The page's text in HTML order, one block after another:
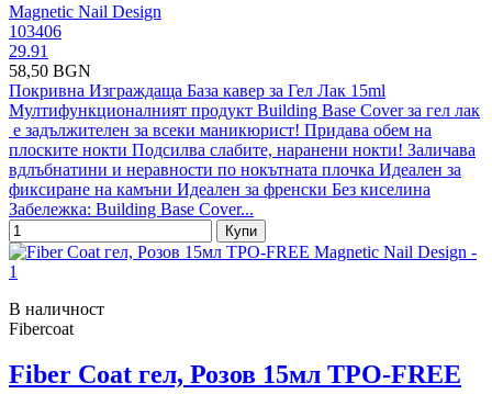
Magnetic Nail Design
103406
29.91
58,50 BGN
Покривна Изграждаща База кавер за Гел Лак 15ml
Мултифункционалният продукт Building Base Cover за гел лак
е задължителен за всеки маникюрист! Придава обем на
плоските нокти Подсилва слабите, наранени нокти! Заличава
вдлъбнатини и неравности по нокътната плочка Идеален за
фиксиране на камъни Идеален за френски Без киселина
Забележка: Building Base Cover...
Купи
В наличност
Fibercoat
Fiber Coat гел, Розов 15мл TPO-FREE